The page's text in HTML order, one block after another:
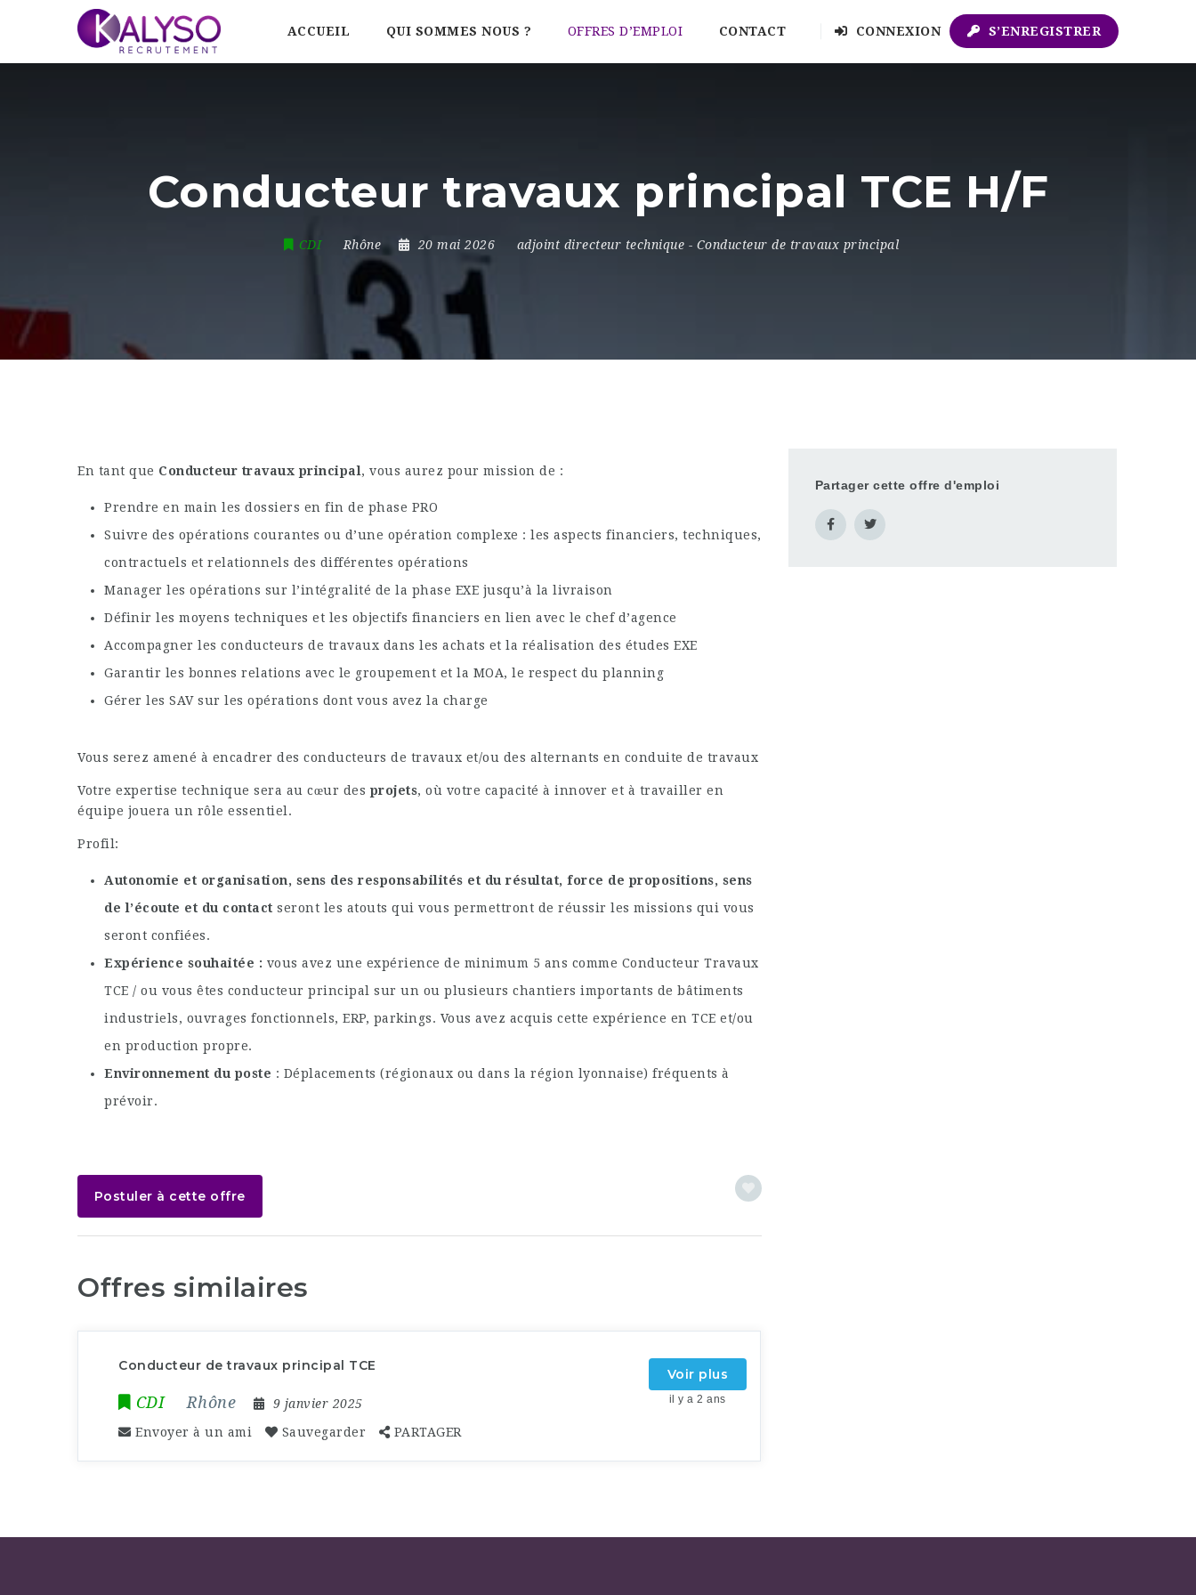
ACCUEIL QUI SOMMES NOUS ? OFFRES D’EMPLOI CONTACT CONNEXION S’ENREGISTRER
Conducteur travaux principal TCE H/F
CDI Rhône 20 mai 2026 adjoint directeur technique - Conducteur de travaux principal
En tant que Conducteur travaux principal , vous aurez pour mission de :
Prendre en main les dossiers en fin de phase PRO
Suivre des opérations courantes ou d’une opération complexe : les aspects financiers, techniques,
contractuels et relationnels des différentes opérations
Manager les opérations sur l’intégralité de la phase EXE jusqu’à la livraison
Définir les moyens techniques et les objectifs financiers en lien avec le chef d’agence
Accompagner les conducteurs de travaux dans les achats et la réalisation des études EXE
Garantir les bonnes relations avec le groupement et la MOA, le respect du planning
Gérer les SAV sur les opérations dont vous avez la charge
Vous serez amené à encadrer des conducteurs de travaux et/ou des alternants en conduite de travaux
Votre expertise technique sera au cœur des projets, où votre capacité à innover et à travailler en
équipe jouera un rôle essentiel.
Profil:
Autonomie et organisation, sens des responsabilités et du résultat, force de propositions, sens
de l’écoute et du contact seront les atouts qui vous permettront de réussir les missions qui vous
seront confiées.
Expérience souhaitée : vous avez une expérience de minimum 5 ans comme Conducteur Travaux
TCE / ou vous êtes conducteur principal sur un ou plusieurs chantiers importants de bâtiments
industriels, ouvrages fonctionnels, ERP, parkings. Vous avez acquis cette expérience en TCE et/ou
en production propre.
Environnement du poste : Déplacements (régionaux ou dans la région lyonnaise) fréquents à
prévoir.
Postuler à cette offre
Offres similaires
Conducteur de travaux principal TCE
CDI Rhône
9 janvier 2025
Envoyer à un ami
Sauvegarder PARTAGER
Voir plus
il y a 2 ans
Partager cette offre d'emploi